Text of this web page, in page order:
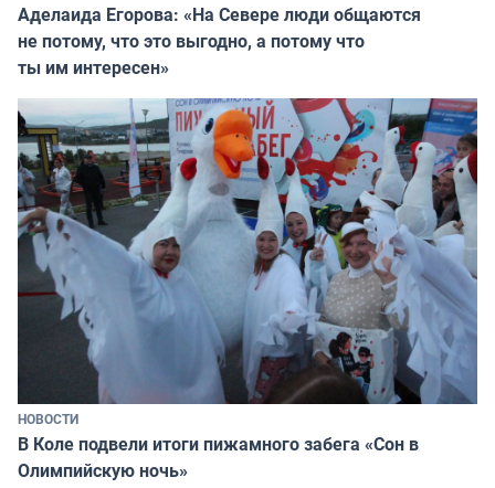
Аделаида Егорова: «На Севере люди общаются
не потому, что это выгодно, а потому что
ты им интересен»
НОВОСТИ
В Коле подвели итоги пижамного забега «Сон в
Олимпийскую ночь»